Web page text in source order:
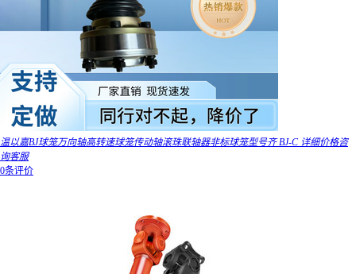
温以嘉BJ球笼万向轴高转速球笼传动轴滚珠联轴器非标球笼型号齐 BJ-C 详细价格咨
询客服
0条评价